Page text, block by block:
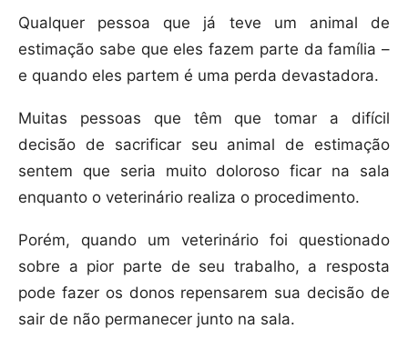
Qualquer pessoa que já teve um animal de
estimação sabe que eles fazem parte da família –
e quando eles partem é uma perda devastadora.
Muitas pessoas que têm que tomar a difícil
decisão de sacrificar seu animal de estimação
sentem que seria muito doloroso ficar na sala
enquanto o veterinário realiza o procedimento.
Porém, quando um veterinário foi questionado
sobre a pior parte de seu trabalho, a resposta
pode fazer os donos repensarem sua decisão de
sair de não permanecer junto na sala.